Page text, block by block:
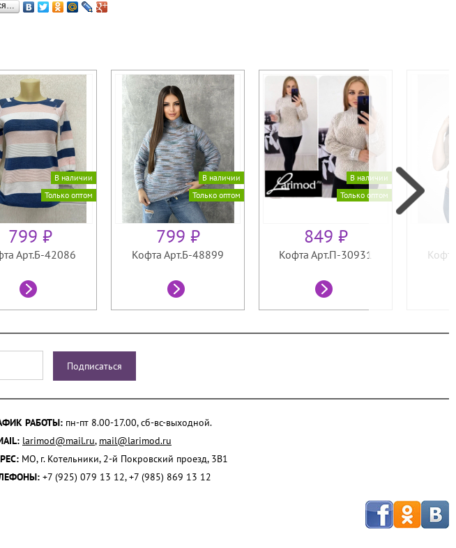
В наличии
Только оптом
799 ₽
Арт.Б-42086
В наличии
Только оптом
799 ₽
Кофта Арт.Б-48899
В наличии
Только оптом
849 ₽
Кофта Арт.П-30931
РАБОТЫ: пн-пт 8.00-17.00, сб-вс-выходной.
larimod@mail.ru, mail@larimod.ru
МО, г. Котельники, 2-й Покровский проезд, 3В1
+7 (925) 079 13 12, +7 (985) 869 13 12